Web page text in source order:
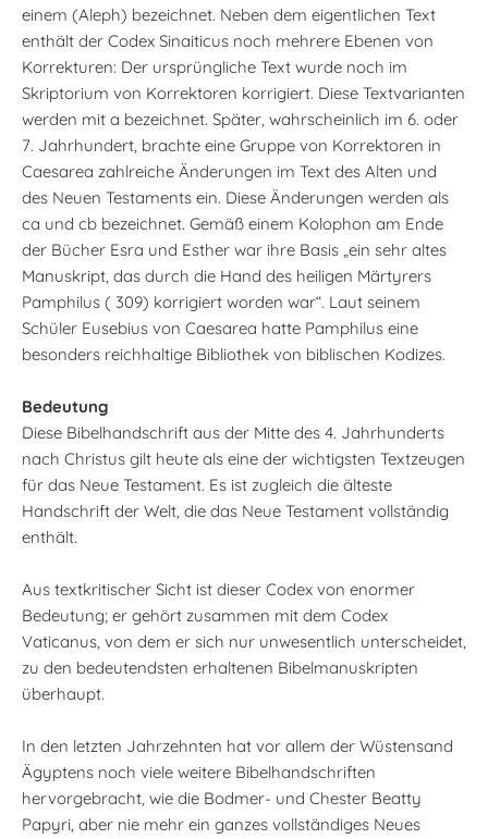
einem (Aleph) bezeichnet. Neben dem eigentlichen Text
enthält der Codex Sinaiticus noch mehrere Ebenen von
Korrekturen: Der ursprüngliche Text wurde noch im
Skriptorium von Korrektoren korrigiert. Diese Textvarianten
werden mit a bezeichnet. Später, wahrscheinlich im 6. oder
7. Jahrhundert, brachte eine Gruppe von Korrektoren in
Caesarea zahlreiche Änderungen im Text des Alten und
des Neuen Testaments ein. Diese Änderungen werden als
ca und cb bezeichnet. Gemäß einem Kolophon am Ende
der Bücher Esra und Esther war ihre Basis „ein sehr altes
Manuskript, das durch die Hand des heiligen Märtyrers
Pamphilus ( 309) korrigiert worden war“. Laut seinem
Schüler Eusebius von Caesarea hatte Pamphilus eine
besonders reichhaltige Bibliothek von biblischen Kodizes.
Bedeutung
Diese Bibelhandschrift aus der Mitte des 4. Jahrhunderts
nach Christus gilt heute als eine der wichtigsten Textzeugen
für das Neue Testament. Es ist zugleich die älteste
Handschrift der Welt, die das Neue Testament vollständig
enthält.
Aus textkritischer Sicht ist dieser Codex von enormer
Bedeutung; er gehört zusammen mit dem Codex
Vaticanus, von dem er sich nur unwesentlich unterscheidet,
zu den bedeutendsten erhaltenen Bibelmanuskripten
überhaupt.
In den letzten Jahrzehnten hat vor allem der Wüstensand
Ägyptens noch viele weitere Bibelhandschriften
hervorgebracht, wie die Bodmer- und Chester Beatty
Papyri, aber nie mehr ein ganzes vollständiges Neues